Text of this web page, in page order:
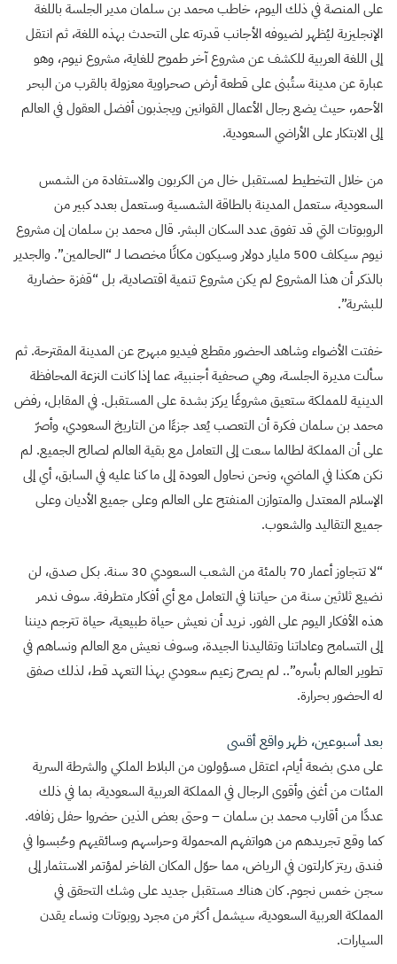
على المنصة في ذلك اليوم، خاطب محمد بن سلمان مدير الجلسة باللغة
الإنجليزية ليُظهر لضيوفه الأجانب قدرته على التحدث بهذه اللغة، ثم انتقل
إلى اللغة العربية للكشف عن مشروع آخر طموح للغاية، مشروع نيوم، وهو
عبارة عن مدينة ستُبنى على قطعة أرض صحراوية معزولة بالقرب من البحر
الأحمر، حيث يضع رجال الأعمال القوانين ويجذبون أفضل العقول في العالم
إلى الابتكار على الأراضي السعودية.
من خلال التخطيط لمستقبل خال من الكربون والاستفادة من الشمس
السعودية، ستعمل المدينة بالطاقة الشمسية وستعمل بعدد كبير من
الروبوتات التي قد تفوق عدد السكان البشر. قال محمد بن سلمان إن مشروع
نيوم سيكلف 500 مليار دولار وسيكون مكانًا مخصصا لـ “الحالمين”. والجدير
بالذكر أن هذا المشروع لم يكن مشروع تنمية اقتصادية، بل “قفزة حضارية
للبشرية”.
خفتت الأضواء وشاهد الحضور مقطع فيديو مبهرج عن المدينة المقترحة. ثم
سألت مديرة الجلسة، وهي صحفية أجنبية، عما إذا كانت النزعة المحافظة
الدينية للمملكة ستعيق مشروعًا يركز بشدة على المستقبل. في المقابل، رفض
محمد بن سلمان فكرة أن التعصب يُعد جزءًا من التاريخ السعودي، وأصرّ
على أن المملكة لطالما سعت إلى التعامل مع بقية العالم لصالح الجميع. لم
نكن هكذا في الماضي، ونحن نحاول العودة إلى ما كنا عليه في السابق، أي إلى
الإسلام المعتدل والمتوازن المنفتح على العالم وعلى جميع الأديان وعلى
جميع التقاليد والشعوب.
“لا تتجاوز أعمار 70 بالمئة من الشعب السعودي 30 سنة. بكل صدق، لن
نضيع ثلاثين سنة من حياتنا في التعامل مع أي أفكار متطرفة. سوف ندمر
هذه الأفكار اليوم على الفور. نريد أن نعيش حياة طبيعية، حياة تترجم ديننا
إلى التسامح وعاداتنا وتقاليدنا الجيدة، وسوف نعيش مع العالم ونساهم في
تطوير العالم بأسره”.. لم يصرح زعيم سعودي بهذا التعهد قط، لذلك صفق
له الحضور بحرارة.
بعد أسبوعين، ظهر واقع أقسى
على مدى بضعة أيام، اعتقل مسؤولون من البلاط الملكي والشرطة السرية
المئات من أغنى وأقوى الرجال في المملكة العربية السعودية، بما في ذلك
عددًا من أقارب محمد بن سلمان – وحتى بعض الذين حضروا حفل زفافه.
كما وقع تجريدهم من هواتفهم المحمولة وحراسهم وسائقيهم وحُبسوا في
فندق ريتز كارلتون في الرياض، مما حوّل المكان الفاخر لمؤتمر الاستثمار إلى
سجن خمس نجوم. كان هناك مستقبل جديد على وشك التحقق في
المملكة العربية السعودية، سيشمل أكثر من مجرد روبوتات ونساء يقدن
السيارات.